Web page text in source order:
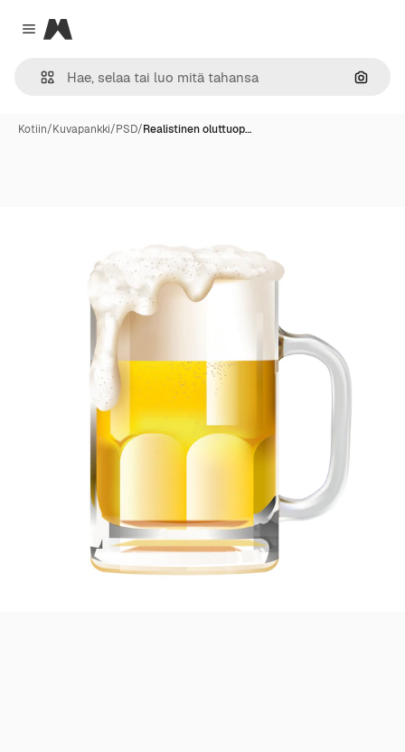
Close menu
Magnific
Hae
Kotiin/Kuvapankki/PSD/Realistinen oluttuop…